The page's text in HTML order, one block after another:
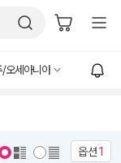
/오세아니아
옵션1